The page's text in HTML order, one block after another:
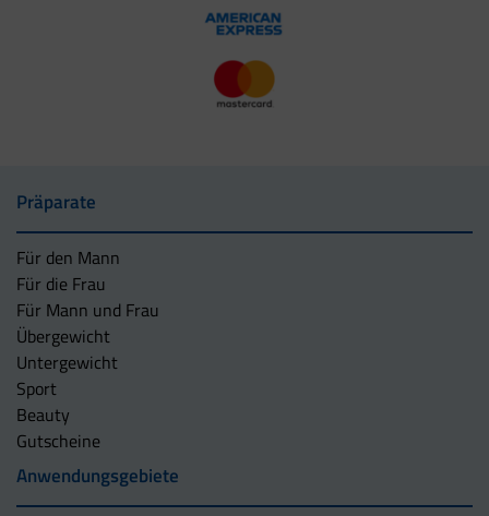
Präparate
Für den Mann
Für die Frau
Für Mann und Frau
Übergewicht
Untergewicht
Sport
Beauty
Gutscheine
Anwendungsgebiete